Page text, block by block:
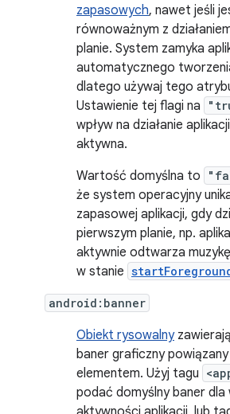
zapasowych, nawet jeśli
równoważnym z
planie. System zamyka
automatycznego
dlatego używaj tego
Ustawienie tej flagi na
wpływ na działanie
aktywna.
Wartość domyślna to
że system operacyjny
zapasowej aplikacji, gdy
pierwszym planie, np.
aktywnie odtwarza
w stanie
android:banner
Obiekt rysowalny
baner graficzny
elementem. Użyj tagu
podać domyślny baner dla